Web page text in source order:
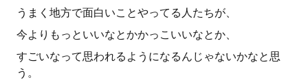
うまく地方で面白いことやってる人たちが、
今よりもっといいなとかかっこいいなとか、
すごいなって思われるようになるんじゃないかなと思
う。